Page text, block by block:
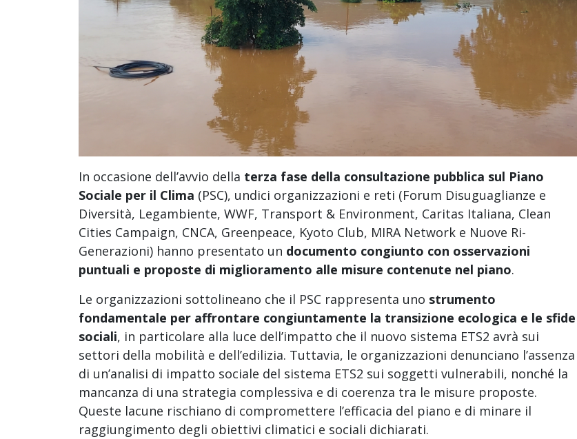
In occasione dell’avvio della terza fase della consultazione pubblica sul Piano
Sociale per il Clima (PSC), undici organizzazioni e reti (Forum Disuguaglianze e
Diversità, Legambiente, WWF, Transport & Environment, Caritas Italiana, Clean
Cities Campaign, CNCA, Greenpeace, Kyoto Club, MIRA Network e Nuove Ri-
Generazioni) hanno presentato un documento congiunto con osservazioni
puntuali e proposte di miglioramento alle misure contenute nel piano.
Le organizzazioni sottolineano che il PSC rappresenta uno strumento
fondamentale per affrontare congiuntamente la transizione ecologica e le sfide
sociali, in particolare alla luce dell’impatto che il nuovo sistema ETS2 avrà sui
settori della mobilità e dell’edilizia. Tuttavia, le organizzazioni denunciano l’assenza
di un’analisi di impatto sociale del sistema ETS2 sui soggetti vulnerabili, nonché la
mancanza di una strategia complessiva e di coerenza tra le misure proposte.
Queste lacune rischiano di compromettere l’efficacia del piano e di minare il
raggiungimento degli obiettivi climatici e sociali dichiarati.